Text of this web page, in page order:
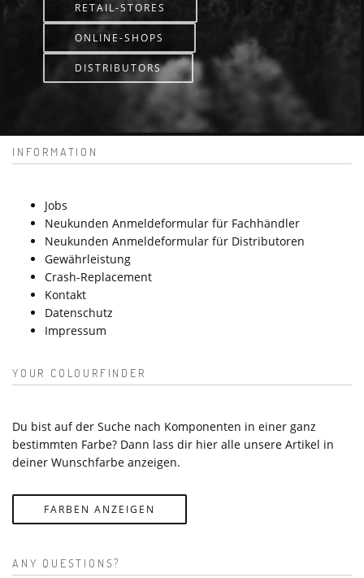
RETAIL-STORES
ONLINE-SHOPS
DISTRIBUTORS
INFORMATION
Jobs
Neukunden Anmeldeformular für Fachhändler
Neukunden Anmeldeformular für Distributoren
Gewährleistung
Crash-Replacement
Kontakt
Datenschutz
Impressum
YOUR COLOURFINDER
Du bist auf der Suche nach Komponenten in einer ganz
bestimmten Farbe? Dann lass dir hier alle unsere Artikel in
deiner Wunschfarbe anzeigen.
FARBEN ANZEIGEN
ANY QUESTIONS?